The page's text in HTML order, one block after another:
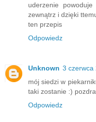
uderzenie
zewnątrz i dzięki
ten przepis
Odpowiedz
Unknown 3 czerwca
mój siedzi w
taki zostanie :)
Odpowiedz